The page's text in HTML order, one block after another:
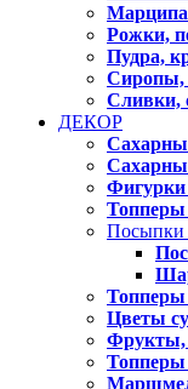
Рожки,
Пудра,
Сиропы,
Сливки,
ДЕКОР
Фигурки
Топперы
Посыпки
Топперы
Цветы
Фрукты,
Топперы